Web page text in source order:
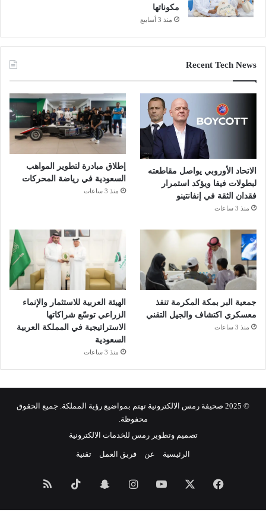
مكوناتها
منذ 3 أسابيع
Recent Tech News
الاتحاد الأوروبي يواصل مقاطعته
لبطولات فيفا ويؤكد استمرار
فقدان الثقة في إنفانتينو
منذ 3 ساعات
إطلاق مبادرة لتطوير المواهب
السعودية في رياضة المحركات
منذ 3 ساعات
جمعية البر بمكة المكرمة تنفذ
معسكري اكتشاف والجيل التقني
منذ 3 ساعات
الهيئة العربية للاستثمار والإنماء
الزراعي توسّع شراكاتها
الاستراتيجية في المملكة العربية
السعودية
منذ 3 ساعات
© 2025 صحيفة رمس الالكترونية تهتم بمواضيع رؤية المملكة. جميع الحقوق
محفوظة.
تصميم وتطوير رمس للخدمات الالكترونية
الرئيسية عن فريق العمل تقنية
فيسبوك ‫YouTubeانستقرامسناب ‫TikTok